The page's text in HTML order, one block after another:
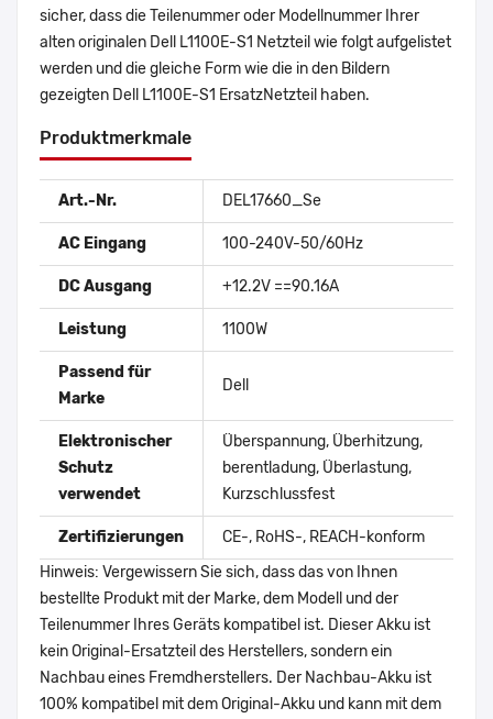
sicher, dass die Teilenummer oder Modellnummer Ihrer
alten originalen Dell L1100E-S1 Netzteil wie folgt aufgelistet
werden und die gleiche Form wie die in den Bildern
gezeigten Dell L1100E-S1 ErsatzNetzteil haben.
Produktmerkmale
Art.-Nr. DEL17660_Se
AC Eingang 100-240V-50/60Hz
DC Ausgang +12.2V ==90.16A
Leistung 1100W
Passend für
Marke
Dell
Elektronischer
Schutz
verwendet
Überspannung, Überhitzung,
berentladung, Überlastung,
Kurzschlussfest
Zertifizierungen
CE-, RoHS-, REACH-konform
Hinweis: Vergewissern Sie sich, dass das von Ihnen
bestellte Produkt mit der Marke, dem Modell und der
Teilenummer Ihres Geräts kompatibel ist. Dieser Akku ist
kein Original-Ersatzteil des Herstellers, sondern ein
Nachbau eines Fremdherstellers. Der Nachbau-Akku ist
100% kompatibel mit dem Original-Akku und kann mit dem